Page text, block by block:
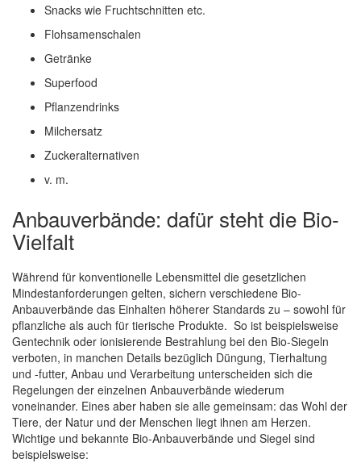
Snacks wie Fruchtschnitten etc.
Flohsamenschalen
Getränke
Superfood
Pflanzendrinks
Milchersatz
Zuckeralternativen
v. m.
Anbauverbände: dafür steht die Bio-
Vielfalt
Während für konventionelle Lebensmittel die gesetzlichen
Mindestanforderungen gelten, sichern verschiedene Bio-
Anbauverbände das Einhalten höherer Standards zu – sowohl für
pflanzliche als auch für tierische Produkte. So ist beispielsweise
Gentechnik oder ionisierende Bestrahlung bei den Bio-Siegeln
verboten, in manchen Details bezüglich Düngung, Tierhaltung
und -futter, Anbau und Verarbeitung unterscheiden sich die
Regelungen der einzelnen Anbauverbände wiederum
voneinander. Eines aber haben sie alle gemeinsam: das Wohl der
Tiere, der Natur und der Menschen liegt ihnen am Herzen.
Wichtige und bekannte Bio-Anbauverbände und Siegel sind
beispielsweise: